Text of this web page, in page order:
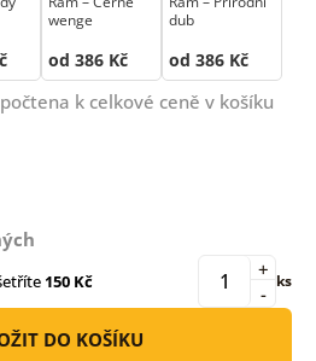
wenge
od 386 Kč
dub
od 386 Kč
k celkové ceně v košíku
150 Kč -
+ ks
DO KOŠÍKU